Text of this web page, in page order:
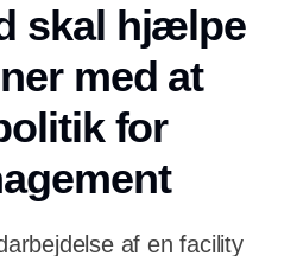
skal hjælpe
med at
for
af en facility